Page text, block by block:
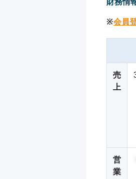
財務情
※会員
売
上
営
業